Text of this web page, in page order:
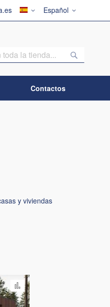
Lenguaje
Español
País
Contactos
y viviendas
Añadir
para